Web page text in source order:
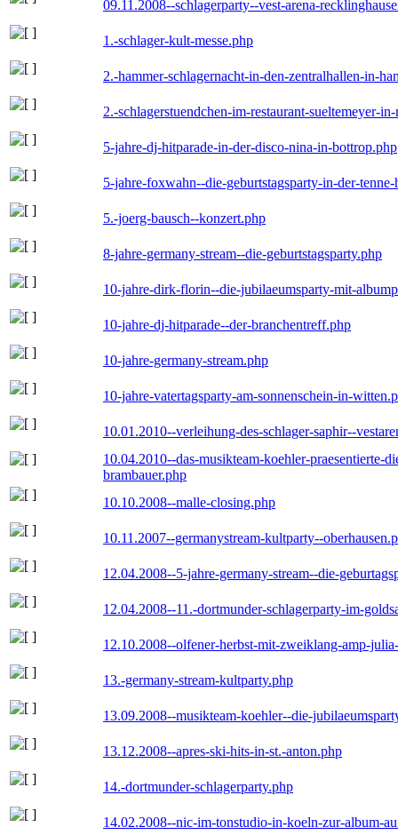
09.11.2008--schlagerparty--vest-arena-
1.-schlager-kult-messe.php
2.-hammer-schlagernacht-in-den-zentralhallen-in-
2.-schlagerstuendchen-im-restaurant-sueltemeyer-
5-jahre-dj-hitparade-in-der-disco-nina-in-bottrop.php
5-jahre-foxwahn--die-geburtstagsparty-in-der-tenne-
5.-joerg-bausch--konzert.php
8-jahre-germany-stream--die-geburtstagsparty.php
10-jahre-dirk-florin--die-jubilaeumsparty-mit-
10-jahre-dj-hitparade--der-branchentreff.php
10-jahre-germany-stream.php
10-jahre-vatertagsparty-am-sonnenschein-in-
10.01.2010--verleihung-des-schlager-saphir--
10.04.2010--das-musikteam-koehler-praesentierte-
brambauer.php
10.10.2008--malle-closing.php
10.11.2007--germanystream-kultparty--
12.04.2008--5-jahre-germany-stream--die-
12.04.2008--11.-dortmunder-schlagerparty-im-
12.10.2008--olfener-herbst-mit-zweiklang-amp-
13.-germany-stream-kultparty.php
13.09.2008--musikteam-koehler--die-
13.12.2008--apres-ski-hits-in-st.-anton.php
14.-dortmunder-schlagerparty.php
14.02.2008--nic-im-tonstudio-in-koeln-zur-album-